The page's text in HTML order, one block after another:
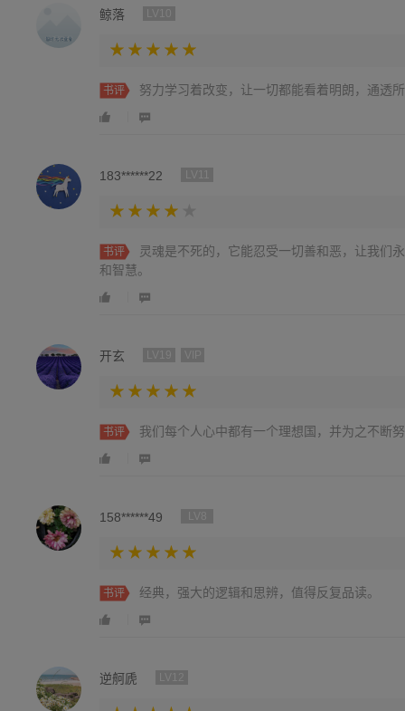
鲸落
书评 努力学习着改变，让一切都能看着明朗，通透
183******22
书评
灵魂是不死的，它能忍受一切善和恶，让我们
和智慧。
开玄
书评 我们每个人心中都有一个理想国，并为之不断
158******49
书评 经典，强大的逻辑和思辨，值得反复品读。
逆舸虒